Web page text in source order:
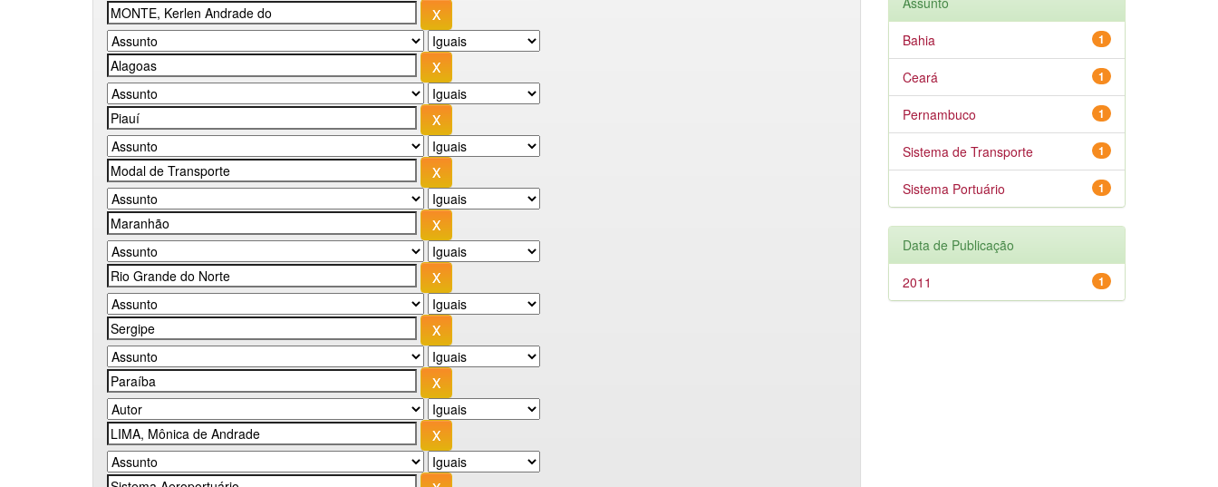
1
Bahia
1
Ceará
1
Pernambuco
1
Sistema de Transporte
1
Sistema Portuário
Data de Publicação
1
2011